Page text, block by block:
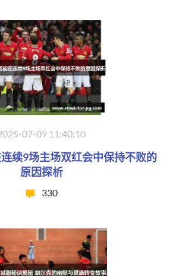
07-09 11:40:10
续9场主场双红会中保持不败的
原因探析
330